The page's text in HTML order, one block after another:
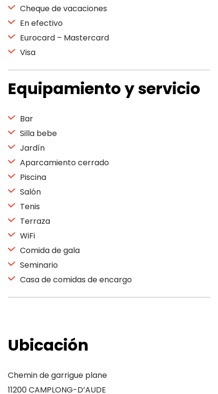
Cheque de vacaciones
En efectivo
Eurocard – Mastercard
Visa
Equipamiento y servicio
Bar
Silla bebe
Jardín
Aparcamiento cerrado
Piscina
Salón
Tenis
Terraza
WiFi
Comida de gala
Seminario
Casa de comidas de encargo
Ubicación
Chemin de garrigue plane
11200 CAMPLONG-D’AUDE